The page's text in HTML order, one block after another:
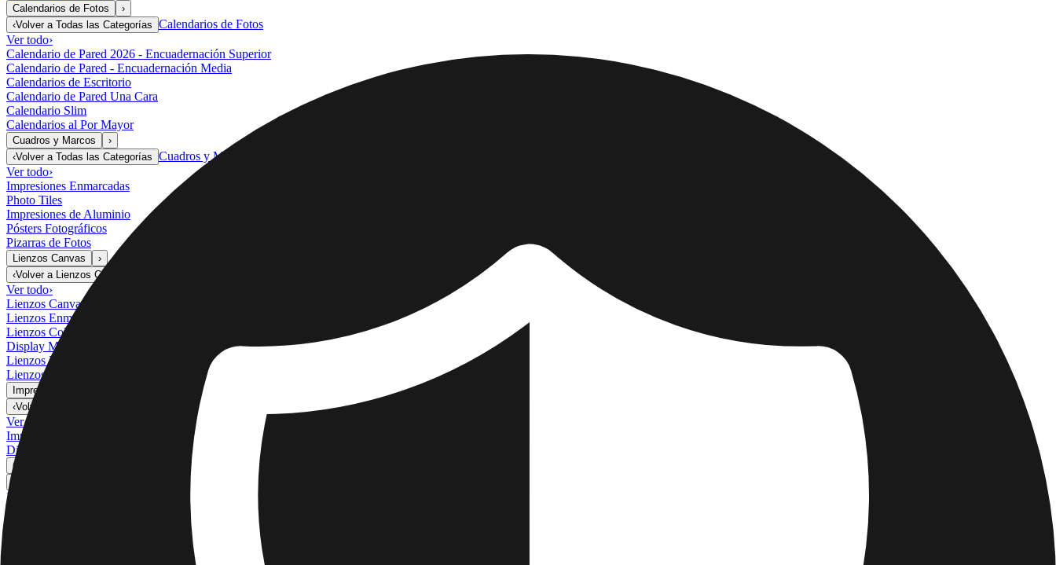
Calendarios de Fotos
›
‹Volver a Todas las Categorías Calendarios de Fotos
Ver todo›
Calendario de Pared 2026 - Encuadernación Superior
Calendario de Pared - Encuadernación Media
Calendarios de Escritorio
Calendario de Pared Una Cara
Calendario Slim
Calendarios al Por Mayor
Cuadros y Marcos
›
‹Volver a Todas las Categorías Cuadros y Marcos
Ver todo›
Impresiones Enmarcadas
Photo Tiles
Impresiones de Aluminio
Pósters Fotográficos
Pizarras de Fotos
Lienzos Canvas
›
‹Volver a Lienzos Canvas
Ver todo›
Lienzos Canvas
Lienzos Enmarcados
Lienzos Collage
Display Mural Canvas
Lienzos Mosaico
Lienzos con Forma
Impresiónes Metálicas
‹Volver a
Impresiónes Metálicas
Ver todo
Impresión Metálica Individual
Displays Murales Metálicos
Galería de Arte
Impresiones de Arte
Imprimir Fotos